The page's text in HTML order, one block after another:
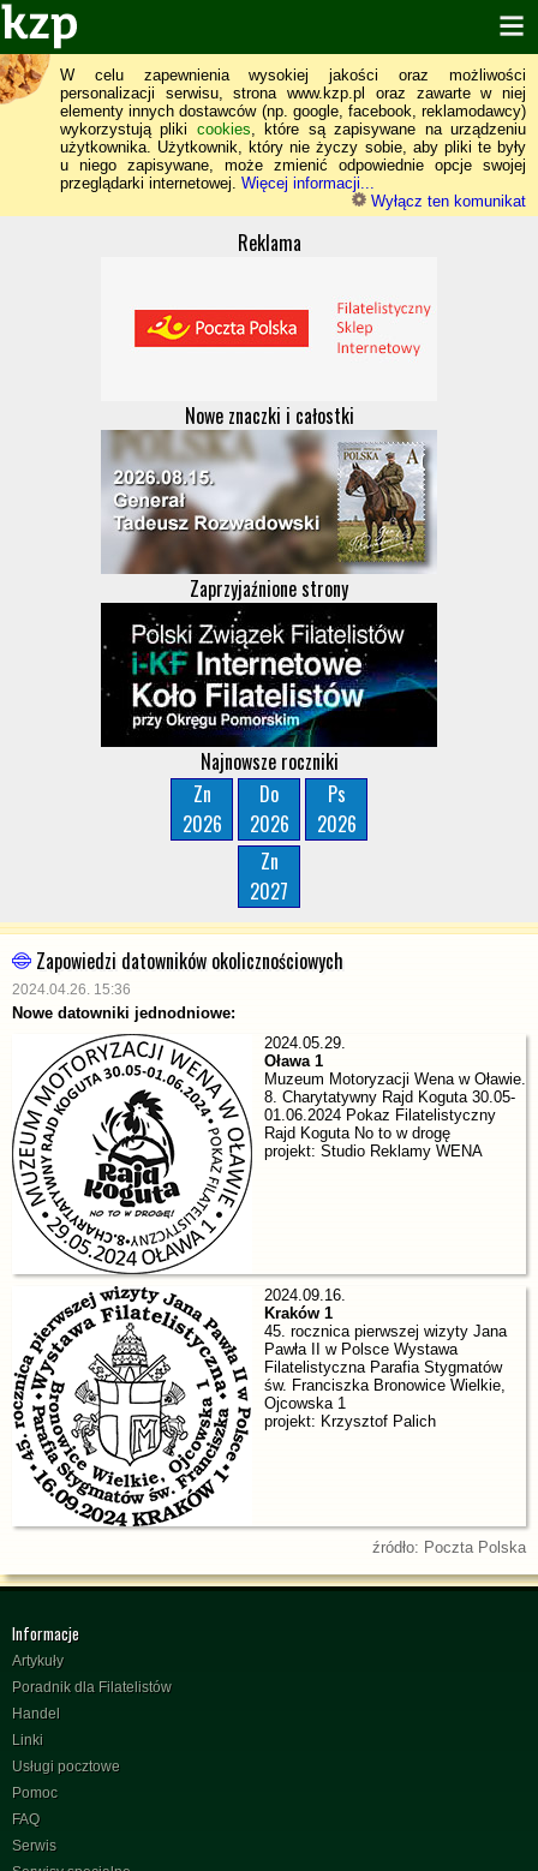
W celu zapewnienia wysokiej jakości oraz możliwości
personalizacji serwisu, strona www.kzp.pl oraz zawarte w niej
elementy innych dostawców (np. google, facebook, reklamodawcy)
wykorzystują pliki cookies, które są zapisywane na urządzeniu
użytkownika. Użytkownik, który nie życzy sobie, aby pliki te były
u niego zapisywane, może zmienić odpowiednie opcje swojej
przeglądarki internetowej. Więcej informacji...
Wyłącz ten komunikat
Reklama
Nowe znaczki i całostki
Zaprzyjaźnione strony
Najnowsze roczniki
Zn
2026
Do
2026
Ps
2026
Zn
2027
Zapowiedzi datowników okolicznościowych
2024.04.26. 15:36
Nowe datowniki jednodniowe:
2024.05.29.
Oława 1
Muzeum Motoryzacji Wena w Oławie.
8. Charytatywny Rajd Koguta 30.05-
01.06.2024 Pokaz Filatelistyczny
Rajd Koguta No to w drogę
projekt: Studio Reklamy WENA
2024.09.16.
Kraków 1
45. rocznica pierwszej wizyty Jana
Pawła II w Polsce Wystawa
Filatelistyczna Parafia Stygmatów
św. Franciszka Bronowice Wielkie,
Ojcowska 1
projekt: Krzysztof Palich
źródło: Poczta Polska
Informacje
Artykuły
Poradnik dla Filatelistów
Handel
Linki
Usługi pocztowe
Pomoc
FAQ
Serwis